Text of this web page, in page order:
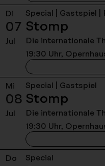
Di
07
Jul
Special | Gastspiel |
Stomp
Die internationale
19:30 Uhr,
Mi
08
Jul
Special | Gastspiel
Stomp
Die internationale
19:30 Uhr,
Do Special